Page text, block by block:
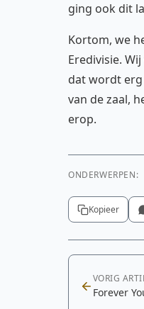
ging ook dit
Kortom, we
Eredivisie.
dat wordt
van de zaal,
erop.
ONDERWERPEN:
Kopieer
VORIG
Forever